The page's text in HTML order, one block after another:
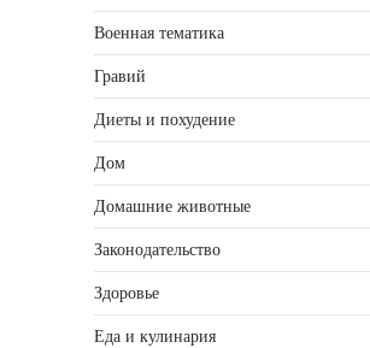
Военная тематика
Гравий
Диеты и похудение
Дом
Домашние животные
Законодательство
Здоровье
Еда и кулинария